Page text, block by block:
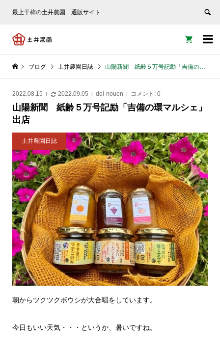
最上干柿の土井農園 通販サイト


ブログ 土井農園日誌 山陽新聞 紙齢５万号記励「吉備の環マルシェ」出店
2022.08.15 2022.09.05 doi-nouen コメント: 0
山陽新聞 紙齢５万号記励「吉備の環マルシェ」
出店
土井農園日誌
朝からツクツクボウシが大合唱をしています。
今日もいい天気・・・というか、暑いですね。